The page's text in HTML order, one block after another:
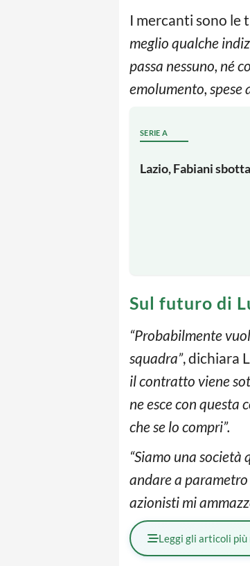
I mercanti sono le
meglio qualche
passa nessuno, né
emolumento, spese
SERIE A
Lazio, Fabiani
Sul futuro di
“Probabilmente
squadra”, dichiara
il contratto viene
ne esce con questa
che se lo compri”.
“Siamo una
andare a
azionisti mi
Leggi gli articoli più